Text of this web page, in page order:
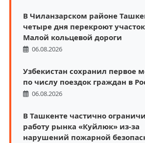
В Чиланзарском районе
четыре дня перекроют участок
Малой кольцевой дороги
06.08.2026
Узбекистан сохранил первое
по числу поездок граждан в
06.08.2026
В Ташкенте частично
работу рынка «Куйлюк» из-за
нарушений пожарной